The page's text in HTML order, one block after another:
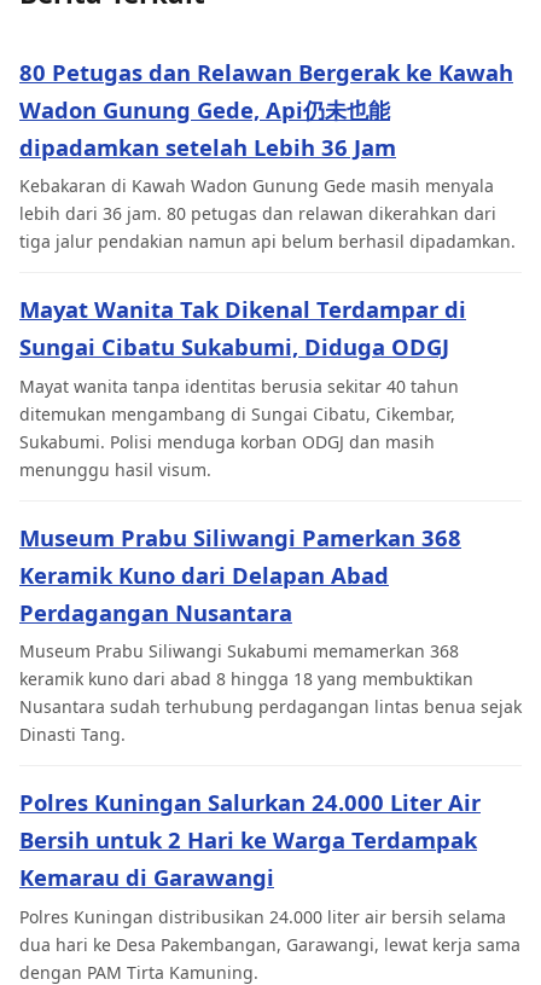
80 Petugas dan Relawan Bergerak ke Kawah
Wadon Gunung Gede, Api仍未也能
dipadamkan setelah Lebih 36 Jam
Kebakaran di Kawah Wadon Gunung Gede masih menyala
lebih dari 36 jam. 80 petugas dan relawan dikerahkan dari
tiga jalur pendakian namun api belum berhasil dipadamkan.
Mayat Wanita Tak Dikenal Terdampar di
Sungai Cibatu Sukabumi, Diduga ODGJ
Mayat wanita tanpa identitas berusia sekitar 40 tahun
ditemukan mengambang di Sungai Cibatu, Cikembar,
Sukabumi. Polisi menduga korban ODGJ dan masih
menunggu hasil visum.
Museum Prabu Siliwangi Pamerkan 368
Keramik Kuno dari Delapan Abad
Perdagangan Nusantara
Museum Prabu Siliwangi Sukabumi memamerkan 368
keramik kuno dari abad 8 hingga 18 yang membuktikan
Nusantara sudah terhubung perdagangan lintas benua sejak
Dinasti Tang.
Polres Kuningan Salurkan 24.000 Liter Air
Bersih untuk 2 Hari ke Warga Terdampak
Kemarau di Garawangi
Polres Kuningan distribusikan 24.000 liter air bersih selama
dua hari ke Desa Pakembangan, Garawangi, lewat kerja sama
dengan PAM Tirta Kamuning.